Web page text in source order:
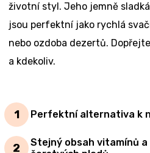
životní styl. Jeho jemně
jsou perfektní jako rychlá
nebo ozdoba dezertů.
a kdekoliv.
Perfektní alternativa k
Stejný obsah vitamínů a